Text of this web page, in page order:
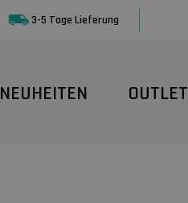
3-5 Tage Lieferung
NEUHEITEN OUTLET